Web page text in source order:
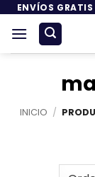
Saltar
contenido
ENVÍOS
INICIO /